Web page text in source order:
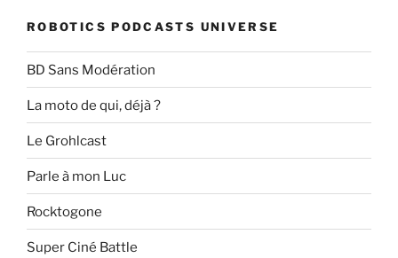
ROBOTICS PODCASTS UNIVERSE
BD Sans Modération
La moto de qui, déjà ?
Le Grohlcast
Parle à mon Luc
Rocktogone
Super Ciné Battle